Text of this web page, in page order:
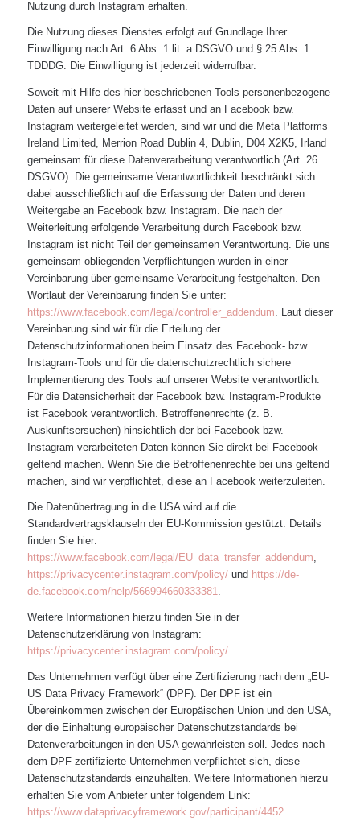
Nutzung durch Instagram erhalten.
Die Nutzung dieses Dienstes erfolgt auf Grundlage Ihrer
Einwilligung nach Art. 6 Abs. 1 lit. a DSGVO und § 25 Abs. 1
TDDDG. Die Einwilligung ist jederzeit widerrufbar.
Soweit mit Hilfe des hier beschriebenen Tools personenbezogene
Daten auf unserer Website erfasst und an Facebook bzw.
Instagram weitergeleitet werden, sind wir und die Meta Platforms
Ireland Limited, Merrion Road Dublin 4, Dublin, D04 X2K5, Irland
gemeinsam für diese Datenverarbeitung verantwortlich (Art. 26
DSGVO). Die gemeinsame Verantwortlichkeit beschränkt sich
dabei ausschließlich auf die Erfassung der Daten und deren
Weitergabe an Facebook bzw. Instagram. Die nach der
Weiterleitung erfolgende Verarbeitung durch Facebook bzw.
Instagram ist nicht Teil der gemeinsamen Verantwortung. Die uns
gemeinsam obliegenden Verpflichtungen wurden in einer
Vereinbarung über gemeinsame Verarbeitung festgehalten. Den
Wortlaut der Vereinbarung finden Sie unter:
https://www.facebook.com/legal/controller_addendum . Laut dieser
Vereinbarung sind wir für die Erteilung der
Datenschutzinformationen beim Einsatz des Facebook- bzw.
Instagram-Tools und für die datenschutzrechtlich sichere
Implementierung des Tools auf unserer Website verantwortlich.
Für die Datensicherheit der Facebook bzw. Instagram-Produkte
ist Facebook verantwortlich. Betroffenenrechte (z. B.
Auskunftsersuchen) hinsichtlich der bei Facebook bzw.
Instagram verarbeiteten Daten können Sie direkt bei Facebook
geltend machen. Wenn Sie die Betroffenenrechte bei uns geltend
machen, sind wir verpflichtet, diese an Facebook weiterzuleiten.
Die Datenübertragung in die USA wird auf die
Standardvertragsklauseln der EU-Kommission gestützt. Details
finden Sie hier:
https://www.facebook.com/legal/EU_data_transfer_addendum
https://privacycenter.instagram.com/policy/und https://de-
de.facebook.com/help/566994660333381
Weitere Informationen hierzu finden Sie in der
Datenschutzerklärung von Instagram:
https://privacycenter.instagram.com/policy/.
Das Unternehmen verfügt über eine Zertifizierung nach dem „EU-
US Data Privacy Framework“ (DPF). Der DPF ist ein
Übereinkommen zwischen der Europäischen Union und den USA,
der die Einhaltung europäischer Datenschutzstandards bei
Datenverarbeitungen in den USA gewährleisten soll. Jedes nach
dem DPF zertifizierte Unternehmen verpflichtet sich, diese
Datenschutzstandards einzuhalten. Weitere Informationen hierzu
erhalten Sie vom Anbieter unter folgendem Link:
https://www.dataprivacyframework.gov/participant/4452.